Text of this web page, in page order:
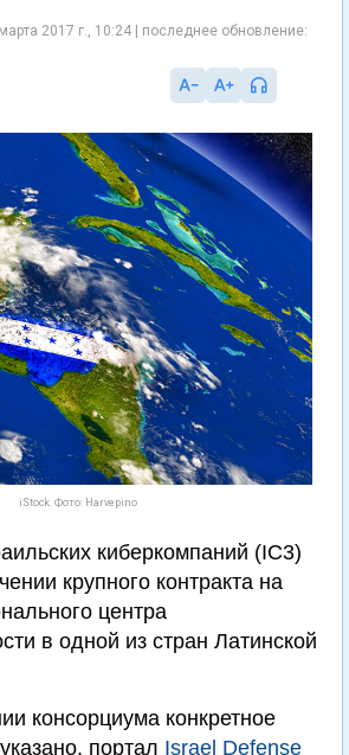
2017 г., 10:24 | последнее обновление:
iStock. Фото: Harvepino
киберкомпаний (IC3)
крупного контракта на
центра
в одной из стран Латинской
консорциума конкретное
портал Israel Defense